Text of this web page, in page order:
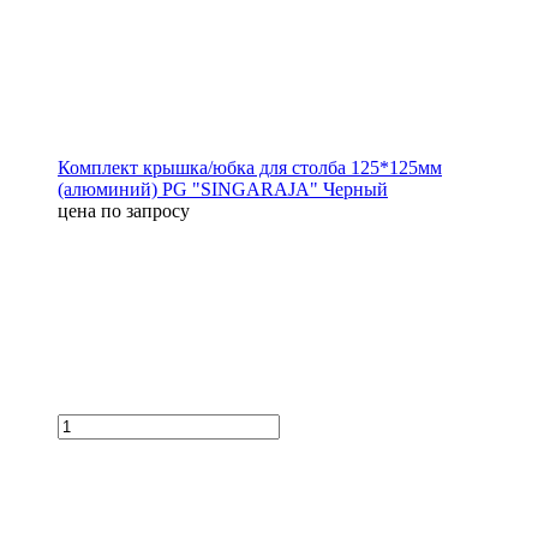
Комплект крышка/юбка для столба 125*125мм
(алюминий) PG "SINGARAJA" Черный
цена по запросу